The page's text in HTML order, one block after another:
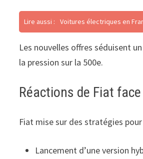
Lire aussi : Voitures électriques en
Les nouvelles offres séduisent
la pression sur la 500e.
Réactions de Fiat
Fiat mise sur des stratégies
Lancement d’une version